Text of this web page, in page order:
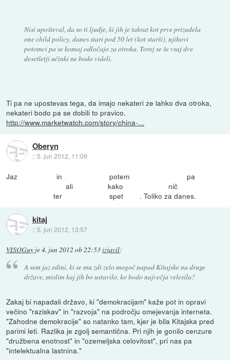
Nisi upošteval, da so ti ljudje, ki jih je takrat kot prve prizadela
one child policy, danes stari pod 50 let (kot starši), njihovi
potomci pa se komaj odločajo za otroka. Torej se še vsaj dve
desetletji učinki ne bodo videli.
Ti pa ne upostevas tega, da imajo nekateri ze lahko dva otroka,
nekateri bodo pa se dobili to pravico.
http://www.marketwatch.com/story/china-...
Oberyn
::5. jun 2012, 11:09
Jaz in potem pa
ali kako nič
ter spet . Toliko za danes.
kitaj
:: 5. jun 2012, 13:57
VISOGuy je4. jun 2012 ob 22:53izjavil:
A sem jaz edini, ki se mu zdi zelo mogoč napad Kitajske na druge
države, mislim kaj jih bo ustavilo, ko bodo največja velesila?
Zakaj bi napadali državo, ki "demokracijam" kaže pot in opravi
večino "raziskav" in "razvoja" na področju omejevanja interneta.
"Zahodne demokracije" so natanko tam, kjer je bila Kitajska pred
parimi leti. Razlika je zgolj semantična. Pri njih je gonilo cenzure
"družbena enotnost" in "ozemeljska celovitost", pri nas pa
"intelektualna lastnina."